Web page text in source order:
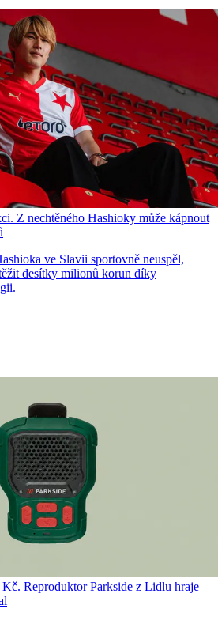
Z nechtěného Hashioky může kápnout
ve Slavii sportovně neuspěl,
desítky milionů korun díky
Reproduktor Parkside z Lidlu hraje